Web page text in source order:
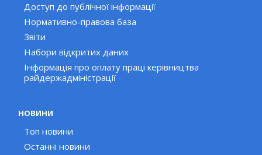
Доступ до публічної інформації
Нормативно-правова база
Звіти
Набори відкритих даних
Інформація про оплату праці керівництва
райдержадміністрації
НОВИНИ
Топ новини
Останні новини